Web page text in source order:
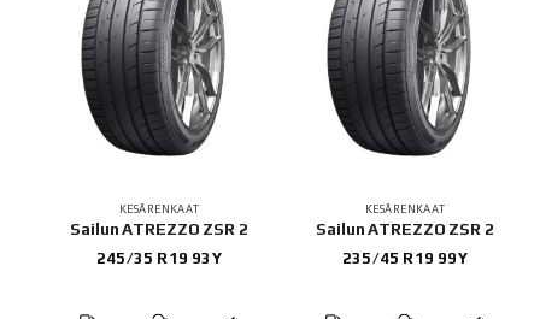
KESÄRENKAAT
Sailun ATREZZO ZSR 2
245/35 R19 93Y
KESÄRENKAAT
Sailun ATREZZO ZSR 2
235/45 R19 99Y